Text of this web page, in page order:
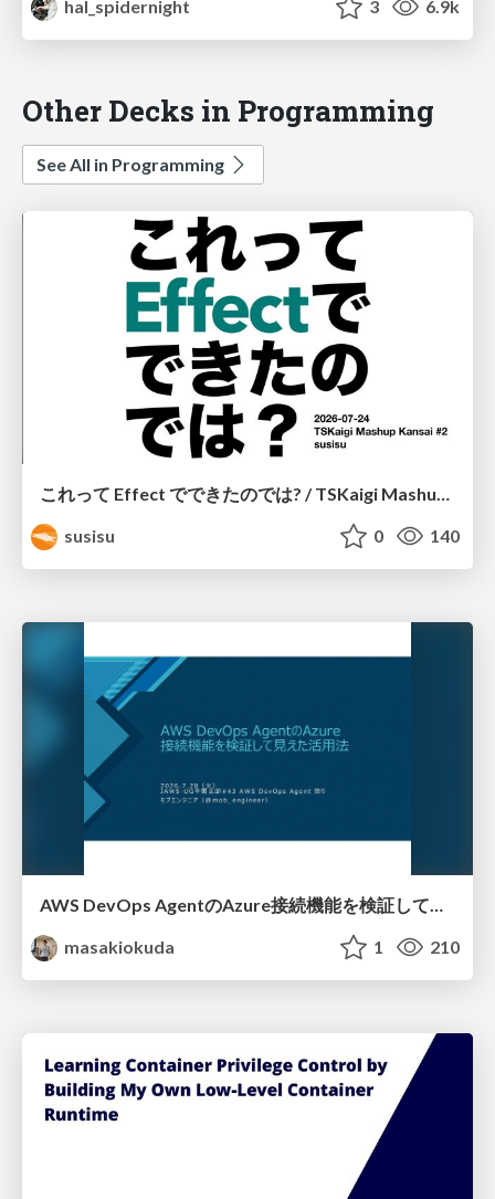
hal_spidernight 3 6.9k
Other Decks in Programming
See All in Programming
これって Effect でできたのでは? / TSKaigi Mashup Kansai #2
susisu
0 140
AWS DevOps AgentのAzure接続機能を検証して見えた活用法／Use Cases Verified for the AWS DevOps Agent's Azure Connectivity Feature
masakiokuda
1 210